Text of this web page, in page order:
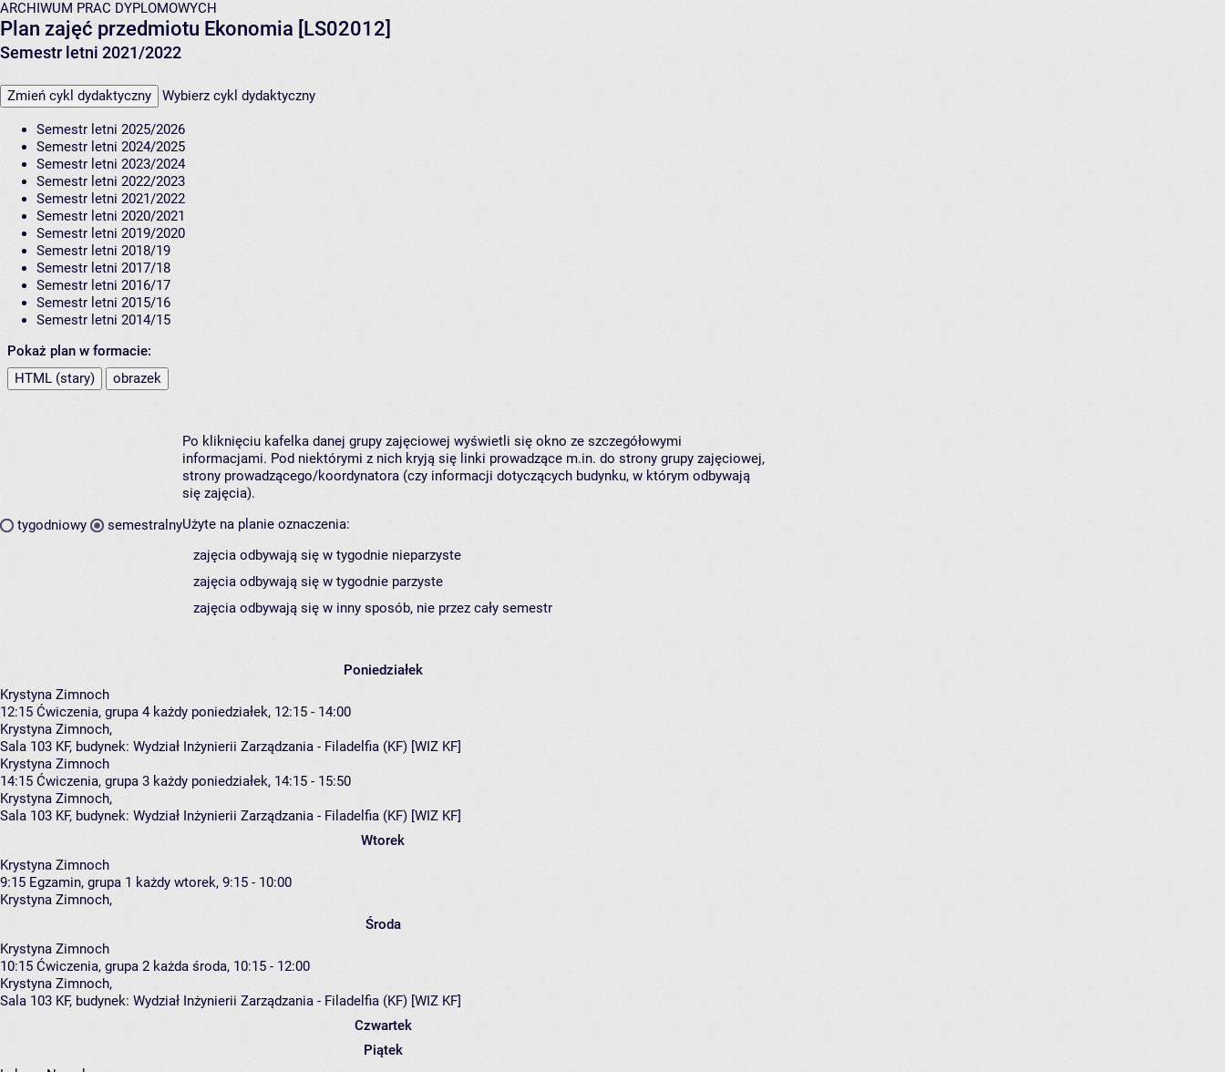
ARCHIWUM PRAC DYPLOMOWYCH
Plan zajęć przedmiotu Ekonomia [LS02012]
Semestr letni 2021/2022
Zmień cykl dydaktyczny Wybierz cykl dydaktyczny
Semestr letni 2025/2026
Semestr letni 2024/2025
Semestr letni 2023/2024
Semestr letni 2022/2023
Semestr letni 2021/2022
Semestr letni 2020/2021
Semestr letni 2019/2020
Semestr letni 2018/19
Semestr letni 2017/18
Semestr letni 2016/17
Semestr letni 2015/16
Semestr letni 2014/15
Pokaż plan w formacie:
HTML (stary)
obrazek
tygodniowy semestralny
Po kliknięciu kafelka danej grupy zajęciowej wyświetli się okno ze szczegółowymi
informacjami. Pod niektórymi z nich kryją się linki prowadzące m.in. do strony grupy zajęciowej,
strony prowadzącego/koordynatora (czy informacji dotyczących budynku, w którym odbywają
się zajęcia).
Użyte na planie oznaczenia:
zajęcia odbywają się w tygodnie nieparzyste
zajęcia odbywają się w tygodnie parzyste
zajęcia odbywają się w inny sposób, nie przez cały semestr
Poniedziałek
Krystyna Zimnoch
12:15 Ćwiczenia, grupa 4 każdy poniedziałek, 12:15 - 14:00
Krystyna Zimnoch,
Sala 103 KF, budynek: Wydział Inżynierii Zarządzania - Filadelfia (KF) [WIZ KF]
Krystyna Zimnoch
14:15 Ćwiczenia, grupa 3 każdy poniedziałek, 14:15 - 15:50
Krystyna Zimnoch,
Sala 103 KF, budynek: Wydział Inżynierii Zarządzania - Filadelfia (KF) [WIZ KF]
Wtorek
Krystyna Zimnoch
9:15 Egzamin, grupa 1 każdy wtorek, 9:15 - 10:00
Krystyna Zimnoch,
Środa
Krystyna Zimnoch
10:15 Ćwiczenia, grupa 2 każda środa, 10:15 - 12:00
Krystyna Zimnoch,
Sala 103 KF, budynek: Wydział Inżynierii Zarządzania - Filadelfia (KF) [WIZ KF]
Czwartek
Piątek